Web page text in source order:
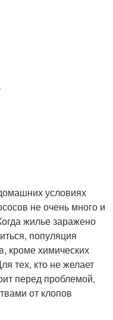
условиях
не очень много и
жилье заражено
популяция
кроме химических
тех, кто не желает
перед проблемой,
от клопов